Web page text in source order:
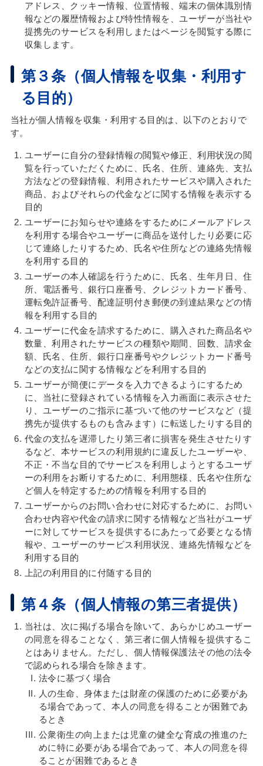
アドレス、クッキー情報、位置情報、端末の個体識別情
報などの履歴情報および特性情報を、ユーザーが当社や
提携先のサービスを利用しまたはページを閲覧する際に
収集します。
第３条（個人情報を収集・利用す
る目的）
当社が個人情報を収集・利用する目的は、以下のとおりで
す。
ユーザーに自分の登録情報の閲覧や修正、利用状況の閲
覧を行っていただくために、氏名、住所、連絡先、支払
方法などの登録情報、利用されたサービスや購入された
商品、およびそれらの代金などに関する情報を表示する
目的
ユーザーにお知らせや連絡をするためにメールアドレス
を利用する場合やユーザーに商品を送付したり必要に応
じて連絡したりするため、氏名や住所などの連絡先情報
を利用する目的
ユーザーの本人確認を行うために、氏名、生年月日、住
所、電話番号、銀行口座番号、クレジットカード番号、
運転免許証番号、配達証明付き郵便の到達結果などの情
報を利用する目的
ユーザーに代金を請求するために、購入された商品名や
数量、利用されたサービスの種類や期間、回数、請求金
額、氏名、住所、銀行口座番号やクレジットカード番号
などの支払に関する情報などを利用する目的
ユーザーが簡便にデータを入力できるようにするため
に、当社に登録されている情報を入力画面に表示させた
り、ユーザーのご指示に基づいて他のサービスなど（提
携先が提供するものも含みます）に転送したりする目的
代金の支払を遅滞したり第三者に損害を発生させたりす
るなど、本サービスの利用規約に違反したユーザーや、
不正・不当な目的でサービスを利用しようとするユーザ
ーの利用をお断りするために、利用態様、氏名や住所な
ど個人を特定するための情報を利用する目的
ユーザーからのお問い合わせに対応するために、お問い
合わせ内容や代金の請求に関する情報など当社がユーザ
ーに対してサービスを提供するにあたって必要となる情
報や、ユーザーのサービス利用状況、連絡先情報などを
利用する目的
上記の利用目的に付随する目的
第４条（個人情報の第三者提供）
当社は、次に掲げる場合を除いて、あらかじめユーザー
の同意を得ることなく、第三者に個人情報を提供するこ
とはありません。ただし、個人情報保護法その他の法令
で認められる場合を除きます。
法令に基づく場合
人の生命、身体または財産の保護のために必要があ
る場合であって、本人の同意を得ることが困難であ
るとき
公衆衛生の向上または児童の健全な育成の推進のた
めに特に必要がある場合であって、本人の同意を得
ることが困難であるとき